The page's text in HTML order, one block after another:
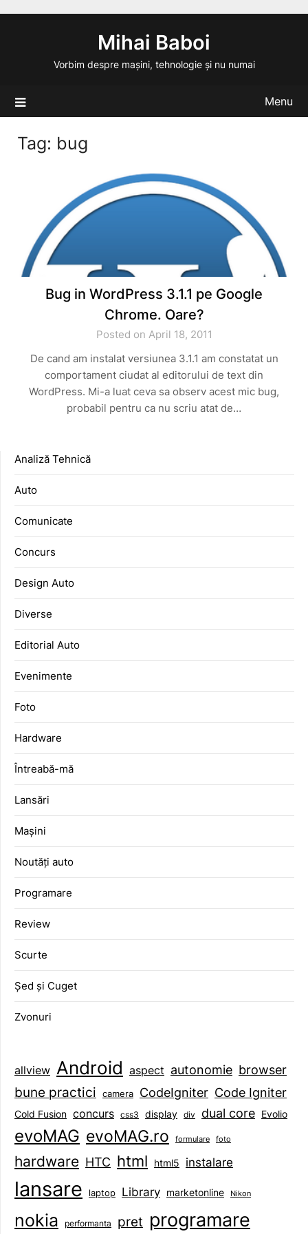
Mihai Baboi
Vorbim despre mașini, tehnologie și nu numai
Menu
Tag: bug
Bug in WordPress 3.1.1 pe Google
Chrome. Oare?
Posted on April 18, 2011
De cand am instalat versiunea 3.1.1 am constatat un
comportament ciudat al editorului de text din
WordPress. Mi-a luat ceva sa observ acest mic bug,
probabil pentru ca nu scriu atat de…
Analiză Tehnică
Auto
Comunicate
Concurs
Design Auto
Diverse
Editorial Auto
Evenimente
Foto
Hardware
Întreabă-mă
Lansări
Mașini
Noutăți auto
Programare
Review
Scurte
Șed și Cuget
Zvonuri
allview Android aspect autonomie browser
bune practici camera CodeIgniter Code Igniter
Cold Fusion concurs css3 display div dual core Evolio
evoMAG evoMAG.ro formulare foto
hardware HTC html html5 instalare
lansare laptop Library marketonline Nikon
nokia performanta pret programare